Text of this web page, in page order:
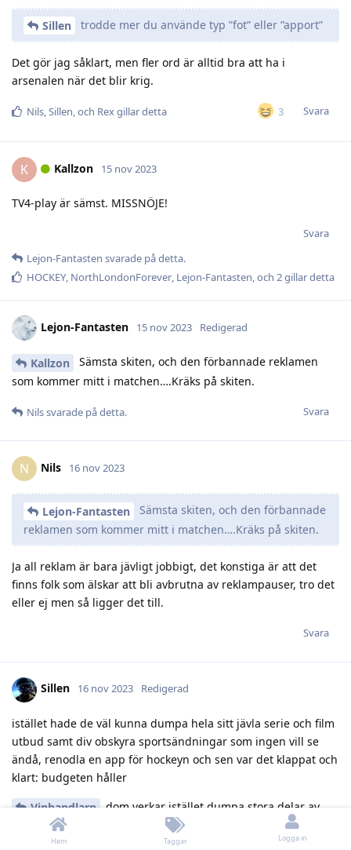
Sillen trodde mer du använde typ ”fot” eller ”apport”
Det gör jag såklart, men fler ord är alltid bra att ha i
arsenalen när det blir krig.
3 Svara
Nils,Sillen, och Rexgillar detta
K Kallzon 15 nov 2023
TV4-play är sämst. MISSNÖJE!
Svara
Lejon-Fantasten svarade på detta.
HOCKEY, NorthLondonForever, Lejon-Fantasten, och 2gillar detta
Lejon-Fantasten 15 nov 2023 Redigerad
Kallzon
Sämsta skiten, och den förbannade reklamen
som kommer mitt i matchen….Kräks på skiten.
Svara
Nilssvarade på detta.
N Nils 16 nov 2023
Lejon-Fantasten
Sämsta skiten, och den förbannade
reklamen som kommer mitt i matchen….Kräks på skiten.
Ja all reklam är bara jävligt jobbigt, det konstiga är att det
finns folk som älskar att bli avbrutna av reklampauser, tro det
eller ej men så ligger det till.
Svara
Sillen 16 nov 2023 Redigerad
istället hade de väl kunna dumpa hela sitt jävla serie och film
utbud samt div obskyra sportsändningar som ingen vill se
ändå, renodla en app för hockeyn och sen var det klappat och
klart: budgeten håller
Vinhandlarn
dom verkar istället dumpa stora delar av
personalen…. Nu senast Anna Lindmarker efter 26 år.
Hem Taggar Logga in